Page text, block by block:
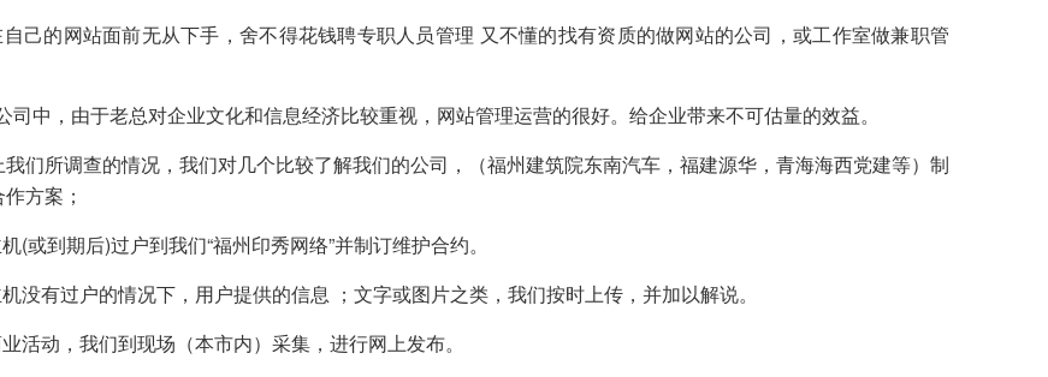
己的网站面前无从下手，舍不得花钱聘专职人员管理 又不懂的找有资质的做网站的公司，或工作室做兼职管
司中，由于老总对企业文化和信息经济比较重视，网站管理运营的很好。给企业带来不可估量的效益。
所调查的情况，我们对几个比较了解我们的公司，（福州建筑院东南汽车，福建源华，青海海西党建等）制
方案；
(或到期后)过户到我们“福州印秀网络”并制订维护合约。
没有过户的情况下，用户提供的信息 ；文字或图片之类，我们按时上传，并加以解说。
活动，我们到现场（本市内）采集，进行网上发布。